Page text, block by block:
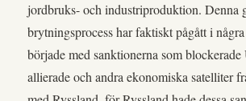
jordbruks- och industriproduktion. Denna
brytningsprocess har faktiskt pågått i
började med sanktionerna som
allierade och andra ekonomiska satelliter